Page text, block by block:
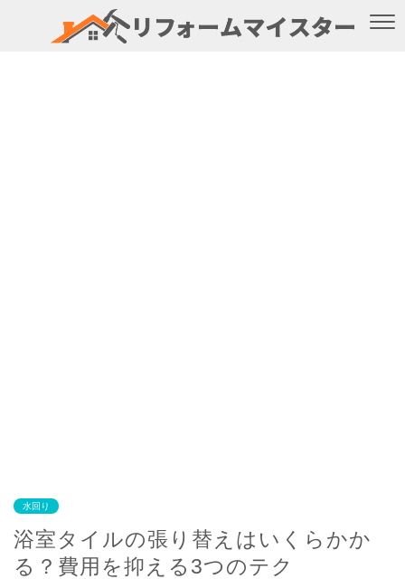
水回り
浴室タイルの張り替えはいくらかか
る？費用を抑える3つのテク